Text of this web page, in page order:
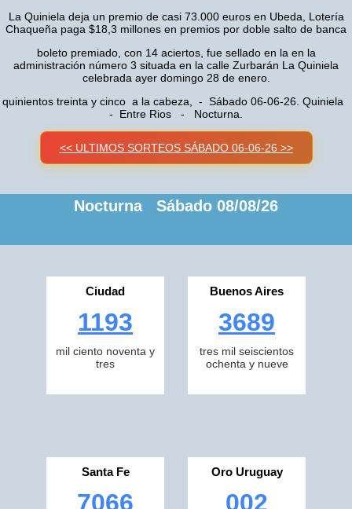
La Quiniela deja un premio de casi 73.000 euros en Ubeda, Lotería
Chaqueña paga $18,3 millones en premios por doble salto de banca
boleto premiado, con 14 aciertos, fue sellado en la en la
administración número 3 situada en la calle Zurbarán La Quiniela
celebrada ayer domingo 28 de enero.
quinientos treinta y cinco a la cabeza, - Sábado 06-06-26. Quiniela
- Entre Rios - Nocturna.
<< ULTIMOS SORTEOS SÁBADO 06-06-26 >>
Nocturna Sábado 08/08/26
Ciudad
1193
mil ciento noventa y
tres
Buenos Aires
3689
tres mil seiscientos
ochenta y nueve
Santa Fe
7066
Oro Uruguay
002